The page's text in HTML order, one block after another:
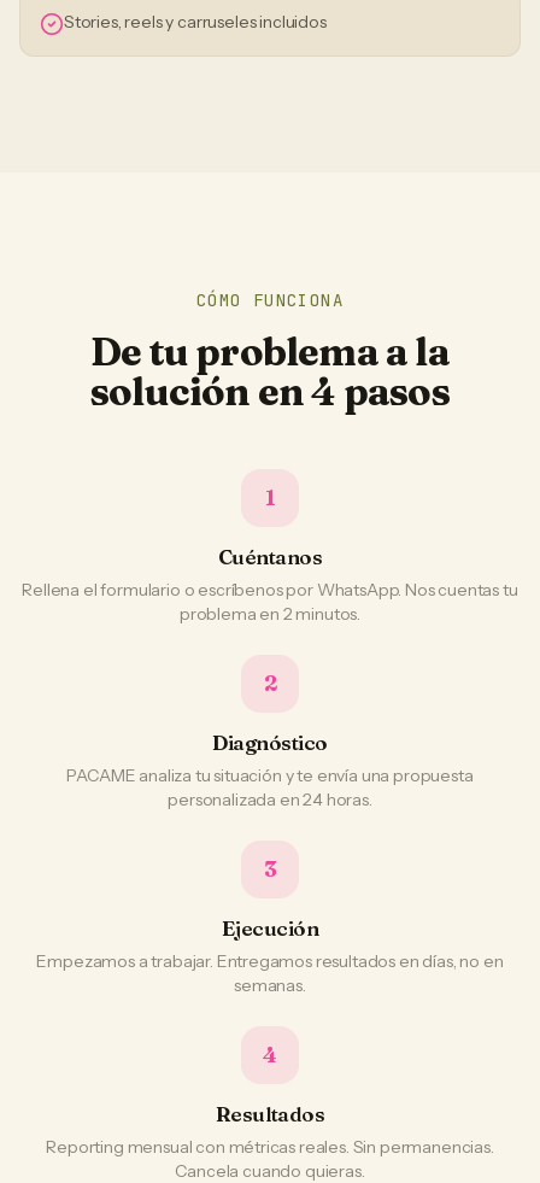
Stories, reels y carruseles incluidos
CÓMO FUNCIONA
De tu problema a la
solución en 4 pasos
1
Cuéntanos
Rellena el formulario o escríbenos por WhatsApp. Nos cuentas tu
problema en 2 minutos.
2
Diagnóstico
PACAME analiza tu situación y te envía una propuesta
personalizada en 24 horas.
3
Ejecución
Empezamos a trabajar. Entregamos resultados en días, no en
semanas.
4
Resultados
Reporting mensual con métricas reales. Sin permanencias.
Cancela cuando quieras.